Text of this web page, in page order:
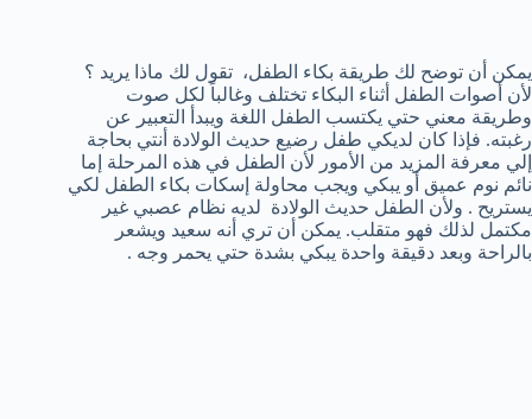
يمكن أن توضح لك طريقة بكاء الطفل، تقول لك ماذا يريد ؟
لأن أصوات الطفل أثناء البكاء تختلف وغالباً لكل صوت
وطريقة معني حتي يكتسب الطفل اللغة ويبدأ التعبير عن
رغبته. فإذا كان لديكي طفل رضيع حديث الولادة أنتي بحاجة
إلي معرفة المزيد من الأمور لأن الطفل في هذه المرحلة إما
نائم نوم عميق أو يبكي ويجب محاولة إسكات بكاء الطفل لكي
يستريح . ولأن الطفل حديث الولادة لديه نظام عصبي غير
مكتمل لذلك فهو متقلب. يمكن أن تري أنه سعيد ويشعر
بالراحة وبعد دقيقة واحدة يبكي بشدة حتي يحمر وجه .